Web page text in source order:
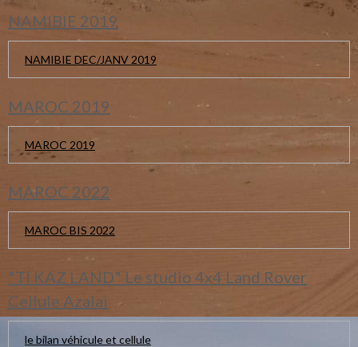
NAMIBIE 2019
NAMIBIE DEC/JANV 2019
MAROC 2019
MAROC 2019
MAROC 2022
MAROC BIS 2022
"TI KAZ LAND" Le studio 4x4 Land Rover
Cellule Azalai
le bilan véhicule et cellule